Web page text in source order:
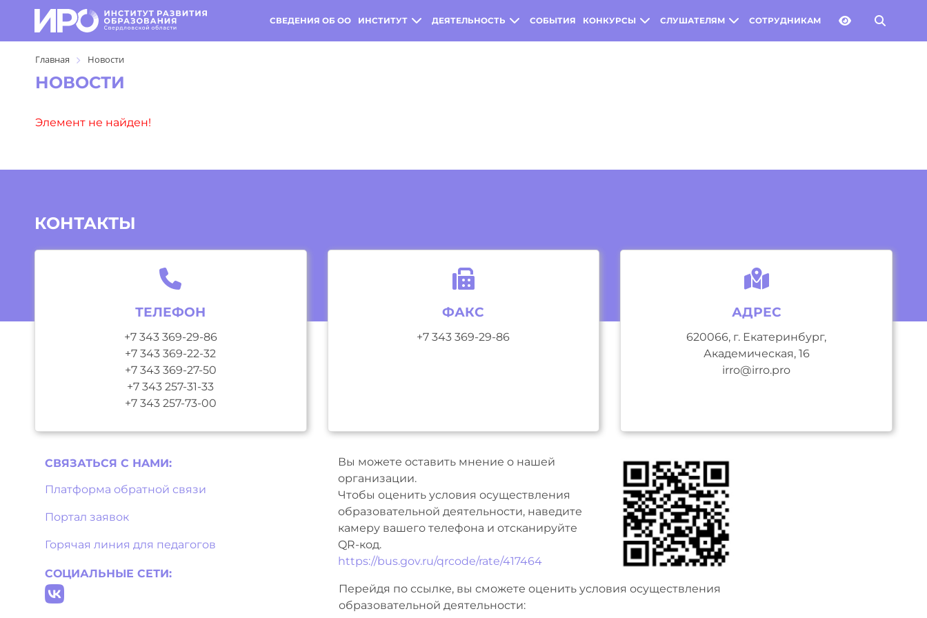
СВЕДЕНИЯ ОБ ОО ИНСТИТУТ ДЕЯТЕЛЬНОСТЬ СОБЫТИЯ КОНКУРСЫ СЛУШАТЕЛЯМ СОТРУДНИКАМ
Главная Новости
НОВОСТИ
Элемент не найден!
КОНТАКТЫ
ТЕЛЕФОН
+7 343 369-29-86
+7 343 369-22-32
+7 343 369-27-50
+7 343 257-31-33
+7 343 257-73-00
ФАКС
+7 343 369-29-86
АДРЕС
620066, г. Екатеринбург,
Академическая, 16
irro@irro.pro
СВЯЗАТЬСЯ С НAМИ:
Платформа обратной связи
Портал заявок
Горячая линия для педагогов
СОЦИАЛЬНЫЕ СЕТИ:
Вы можете оставить мнение о нашей
организации.
Чтобы оценить условия осуществления
образовательной деятельности, наведите
камеру вашего телефона и отсканируйте
QR-код.
https://bus.gov.ru/qrcode/rate/417464
Перейдя по ссылке, вы сможете оценить условия осуществления
образовательной деятельности: